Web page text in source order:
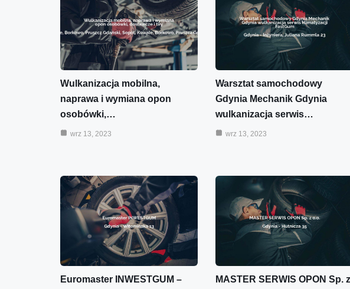
Wulkanizacja mobilna,
naprawa i wymiana opon
osobówki,…
wrz 13, 2023
Warsztat samochodowy
Gdynia Mechanik Gdynia
wulkanizacja serwis…
wrz 13, 2023
Euromaster INWESTGUM – MASTER SERWIS OPON Sp. z